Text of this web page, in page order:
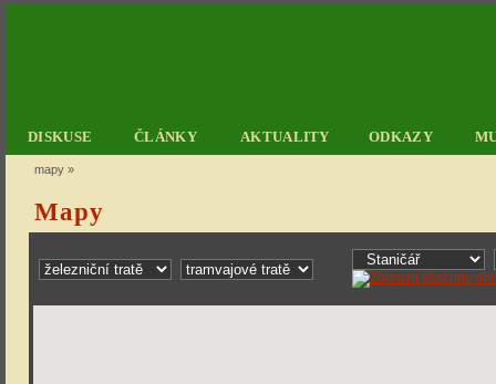
DISKUSE ČLÁNKY AKTUALITY ODKAZY
mapy »
Mapy